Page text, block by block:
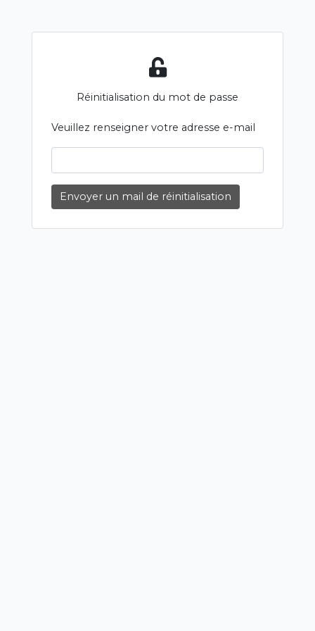
Réinitialisation du mot de passe
Veuillez renseigner votre adresse e-mail
Envoyer un mail de réinitialisation